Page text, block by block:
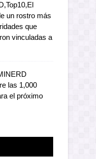
un rostro más
que
vinculadas a
las 1,000
el próximo